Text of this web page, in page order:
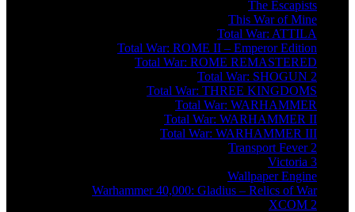
The Escapists
This War of Mine
Total War: ATTILA
Total War: ROME II – Emperor Edition
Total War: ROME REMASTERED
Total War: SHOGUN 2
Total War: THREE KINGDOMS
Total War: WARHAMMER
Total War: WARHAMMER II
Total War: WARHAMMER III
Transport Fever 2
Victoria 3
Wallpaper Engine
Warhammer 40,000: Gladius – Relics of War
XCOM 2